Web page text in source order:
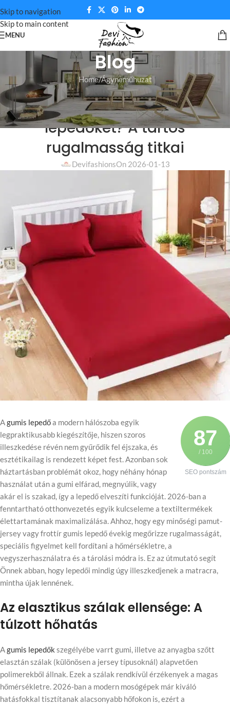
Skip to navigation
Skip to main content
MENU
Blog
Home Ágyneműhuzat
ÁGYNEMŰHUZAT,GUMIS LEPEDŐ
Hogyan tartsuk karban a gumis
lepedőket? A tartós
rugalmasság titkai
DevifashionsOn 2026-01-13
87
/ 100
SEO pontszám
Agumis lepedőa modern hálószoba egyik
legpraktikusabb kiegészítője, hiszen szoros
illeszkedése révén nem gyűrődik fel éjszaka, és
esztétikailag is rendezett képet fest. Azonban sok
háztartásban problémát okoz, hogy néhány hónap
használat után a gumi elfárad, megnyúlik, vagy
akár el is szakad, így a lepedő elveszíti funkcióját. 2026-ban a
fenntartható otthonvezetés egyik kulcseleme a textiltermékek
élettartamának maximalizálása. Ahhoz, hogy egy minőségi pamut-
jersey vagy frottír gumis lepedő évekig megőrizze rugalmasságát,
speciális figyelmet kell fordítani a hőmérsékletre, a
vegyszerhasználatra és a tárolási módra is. Ez az útmutató segít
Önnek abban, hogy lepedői mindig úgy illeszkedjenek a matracra,
mintha újak lennének.
Az elasztikus szálak ellensége: A
túlzott hőhatás
Agumis lepedők szegélyébe varrt gumi, illetve az anyagba szőtt
elasztán szálak (különösen a jersey típusoknál) alapvetően
polimerekből állnak. Ezek a szálak rendkívül érzékenyek a magas
hőmérsékletre. 2026-ban a modern mosógépek már kiváló
hatásfokkal tisztítanak alacsonyabb hőfokon is, ezért a